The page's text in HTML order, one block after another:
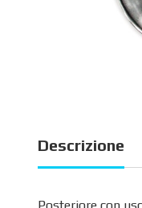
Descrizione
Posteriore con